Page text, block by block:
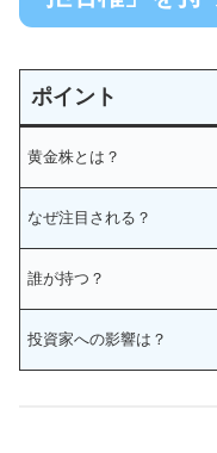
ポイント
黄金株とは？
なぜ注目される？
誰が持つ？
投資家への影響は？